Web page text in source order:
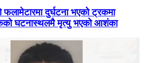
फलामेटारमा दुर्घटना भएको ट्रकमा
घटनास्थलमै मृत्यु भएको आशंका